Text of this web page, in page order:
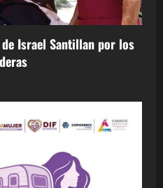
Israel Santillan por los